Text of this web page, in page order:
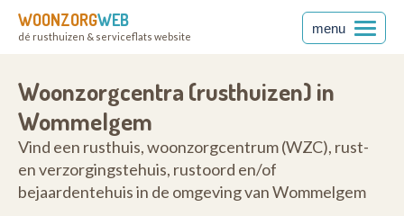
WOONZORGWEB
dé rusthuizen & serviceflats website
menu
Woonzorgcentra (rusthuizen) in
Wommelgem
Vind een rusthuis, woonzorgcentrum (WZC), rust-
en verzorgingstehuis, rustoord en/of
bejaardentehuis in de omgeving van Wommelgem